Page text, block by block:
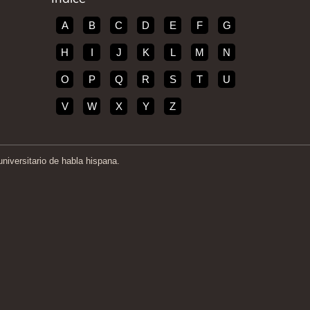
A B C D E F G
H I J K L M N
O P Q R S T U
V W X Y Z
de habla hispana.